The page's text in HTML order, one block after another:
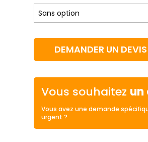
DEMANDER UN DEVIS
Vous souhaitez un
Vous avez une demande
urgent ?